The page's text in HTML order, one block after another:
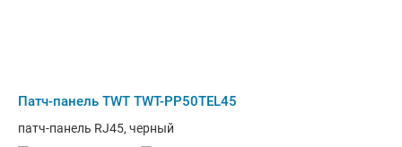
Патч-панель TWT TWT-PP50TEL45
патч-панель RJ45, черный